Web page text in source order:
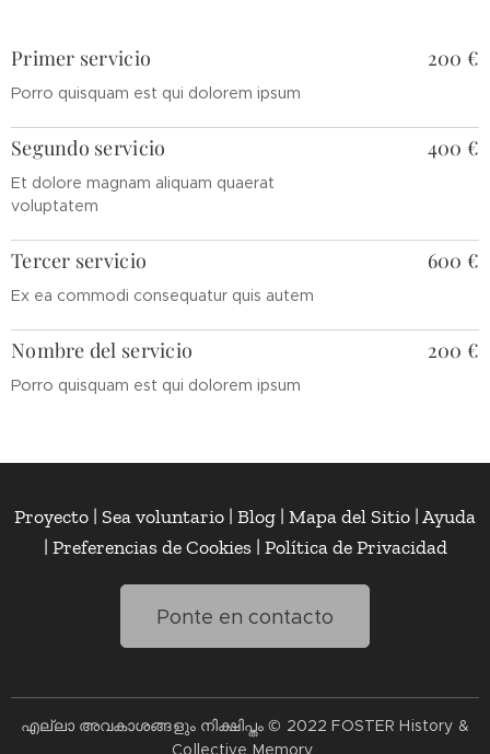
Primer servicio
Porro quisquam est qui dolorem ipsum
200 €
Segundo servicio
Et dolore magnam aliquam quaerat
voluptatem
400 €
Tercer servicio
Ex ea commodi consequatur quis autem
600 €
Nombre del servicio
Porro quisquam est qui dolorem ipsum
200 €
Proyecto | Sea voluntario | Blog | Mapa del Sitio | Ayuda
| Preferencias de Cookies | Política de Privacidad
Ponte en contacto
എല്ലാ അവകാശങ്ങളും നിക്ഷിപ്തം © 2022 FOSTER History &